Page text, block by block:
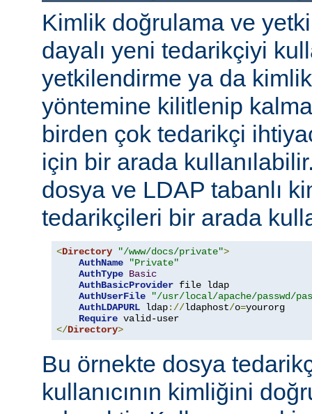
Kimlik doğrulama ve
dayalı yeni tedarikçiyi
yetkilendirme ya da
yöntemine kilitlenip
birden çok tedarikçi
için bir arada
dosya ve LDAP tabanlı
tedarikçileri bir arada
<Directory "/www/docs/private">
AuthName
"Private"
AuthType Basic
AuthBasicProvider file ldap
AuthUserFile
"/usr/local/apache/passwd/
AuthLDAPURL ldap://ldaphost/o=yourorg
Require
</Directory>
Bu örnekte dosya
kullanıcının kimliğini